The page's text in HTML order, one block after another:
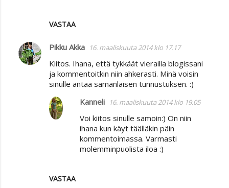
VASTAA
Pikku Akka 16. maaliskuuta 2014 klo 17.17
Kiitos. Ihana, että tykkäät vierailla blogissani
ja kommentoitkin niin ahkerasti. Minä voisin
sinulle antaa samanlaisen tunnustuksen. :)
VASTAA
Kanneli 16. maaliskuuta 2014 klo 19.05
Voi kiitos sinulle samoin:) On niin
ihana kun käyt täälläkin päin
kommentoimassa. Varmasti
molemminpuolista iloa :)